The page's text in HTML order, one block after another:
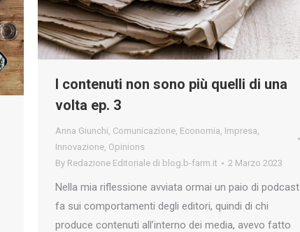
I contenuti non sono più quelli di una
volta ep. 3
Anna Giunchi, Comunicazione, Economia, Impresa,
Innovazione, Opinions
By Redazione Editoriale di blog.b-farm.it 2 Marzo 2023
Nella mia riflessione avviata ormai un paio di podcast
fa sui comportamenti degli editori, quindi di chi
produce contenuti all’interno dei media, avevo fatto